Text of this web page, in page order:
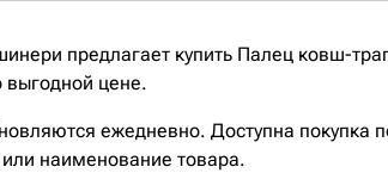
предлагает купить Палец ковш-
выгодной цене.
ежедневно. Доступна покупка
наименование товара.